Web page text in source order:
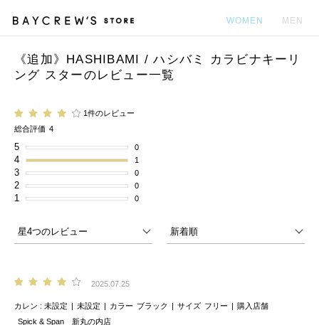
WOMEN MEN
《追加》HASHIBAMI / ハシバミ カラビナキーリ
ング スターのレビュー一覧
1件のレビュー
総合評価 4
5 0
4 1
3 0
2 0
1 0
2025.07.25
カレン 未設定 未設定 カラー ブラック サイズ フリー
購入店舗
Spick & Span 新丸の内店